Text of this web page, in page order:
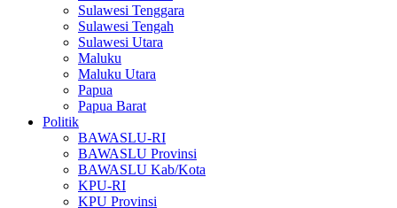
Sulawesi Tenggara
Sulawesi Tengah
Sulawesi Utara
Maluku
Maluku Utara
Papua
Papua Barat
Politik
BAWASLU-RI
BAWASLU Provinsi
BAWASLU Kab/Kota
KPU-RI
KPU Provinsi